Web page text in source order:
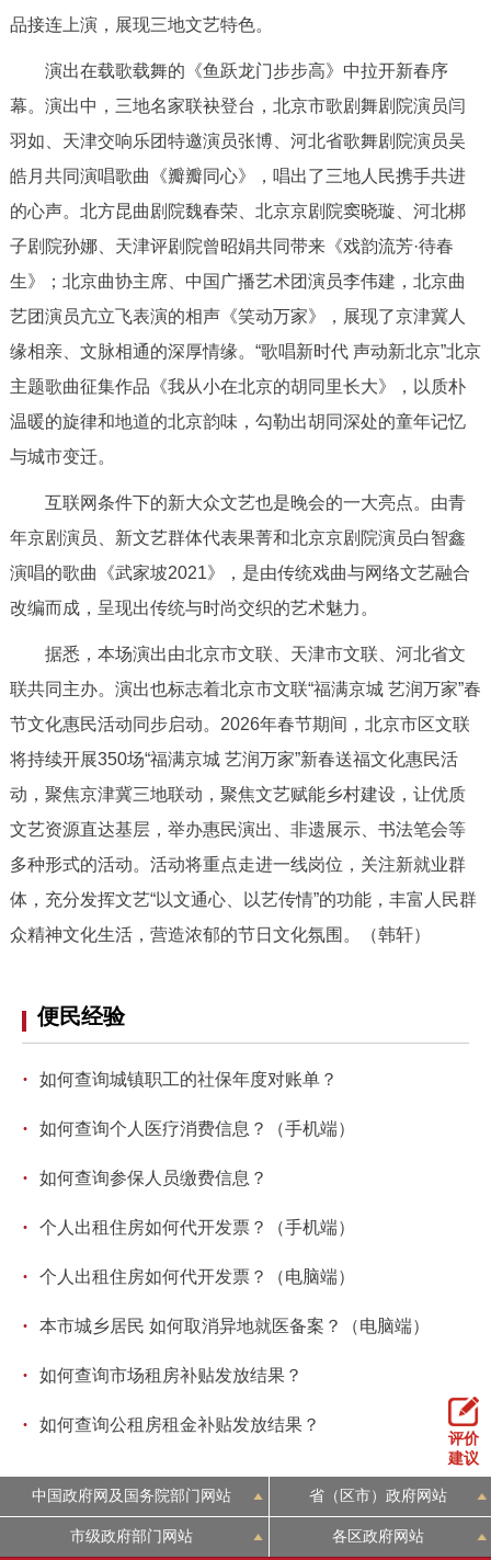
走进北京
北京概况 十六区概览 人文北京
绿色北京 图说北京 视频北京
多语种
ENGLISH 한국어 日本語
DEUTSCH FRANÇAIS РУССКИЙ ЯЗЫК
ESPAÑOL
品接连上演，展现三地文艺特色。
演出在载歌载舞的《鱼跃龙门步步高》中拉开新春序
幕。演出中，三地名家联袂登台，北京市歌剧舞剧院演员闫
羽如、天津交响乐团特邀演员张博、河北省歌舞剧院演员吴
皓月共同演唱歌曲《瓣瓣同心》，唱出了三地人民携手共进
的心声。北方昆曲剧院魏春荣、北京京剧院窦晓璇、河北梆
子剧院孙娜、天津评剧院曾昭娟共同带来《戏韵流芳·待春
生》；北京曲协主席、中国广播艺术团演员李伟建，北京曲
艺团演员亢立飞表演的相声《笑动万家》，展现了京津冀人
缘相亲、文脉相通的深厚情缘。“歌唱新时代 声动新北京”北京
主题歌曲征集作品《我从小在北京的胡同里长大》，以质朴
温暖的旋律和地道的北京韵味，勾勒出胡同深处的童年记忆
与城市变迁。
互联网条件下的新大众文艺也是晚会的一大亮点。由青
年京剧演员、新文艺群体代表果菁和北京京剧院演员白智鑫
演唱的歌曲《武家坡2021》，是由传统戏曲与网络文艺融合
改编而成，呈现出传统与时尚交织的艺术魅力。
据悉，本场演出由北京市文联、天津市文联、河北省文
联共同主办。演出也标志着北京市文联“福满京城 艺润万家”春
节文化惠民活动同步启动。2026年春节期间，北京市区文联
将持续开展350场“福满京城 艺润万家”新春送福文化惠民活
动，聚焦京津冀三地联动，聚焦文艺赋能乡村建设，让优质
文艺资源直达基层，举办惠民演出、非遗展示、书法笔会等
多种形式的活动。活动将重点走进一线岗位，关注新就业群
体，充分发挥文艺“以文通心、以艺传情”的功能，丰富人民群
众精神文化生活，营造浓郁的节日文化氛围。（韩轩）
便民经验
· 如何查询城镇职工的社保年度对账单？
· 如何查询个人医疗消费信息？（手机端）
· 如何查询参保人员缴费信息？
· 个人出租住房如何代开发票？（手机端）
· 个人出租住房如何代开发票？（电脑端）
· 本市城乡居民 如何取消异地就医备案？（电脑端）
· 如何查询市场租房补贴发放结果？
· 如何查询公租房租金补贴发放结果？
评价
建议
中国政府网及国务院部门网站 省（区市）政府网站
市级政府部门网站 各区政府网站